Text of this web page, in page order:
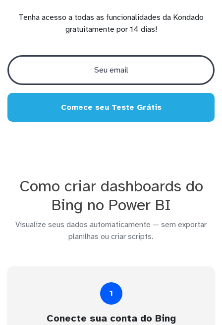
Tenha acesso a todas as funcionalidades da Kondado
gratuitamente por 14 dias!
Comece seu Teste Grátis
Como criar dashboards do
Bing no Power BI
Visualize seus dados automaticamente — sem exportar
planilhas ou criar scripts.
1
Conecte sua conta do Bing